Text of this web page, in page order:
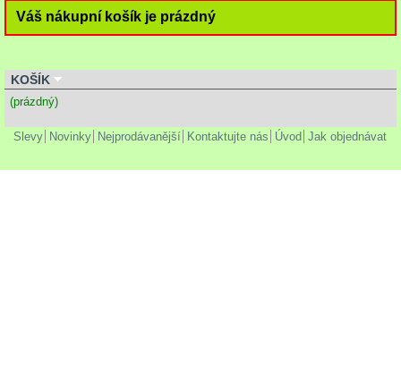
Váš nákupní košík je prázdný
KOŠÍK
(prázdný)
Slevy Novinky Nejprodávanější Kontaktujte nás Úvod Jak objednávat